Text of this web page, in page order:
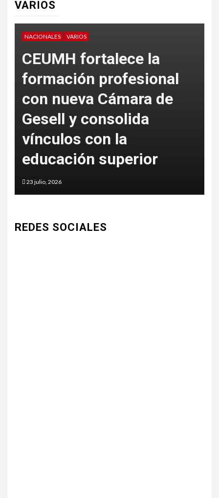
VARIOS
VARIOS
La nueva batalla del
SEO: ser la fuente que
cita la inteligencia
artificial de Google
5 junio, 2026
REDES SOCIALES